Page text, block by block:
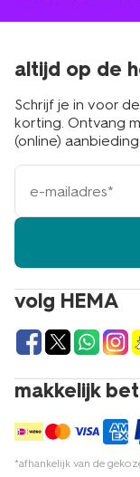
volg HEMA
makkelijk
*afhankelijk van de
altijd op de
Schrijf je in voor
korting. Ontvang
(online)
e-
mailadres